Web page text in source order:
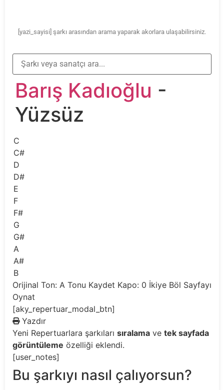
[yazi_sayisi] şarkı arasından arama yaparak akorlara ulaşabilirsiniz.
Barış Kadıoğlu -
Yüzsüz
C
C#
D
D#
E
F
F#
G
G#
A
A#
B
Orijinal Ton: A Tonu Kaydet Kapo: 0 İkiye Böl Sayfayı
Oynat
[aky_repertuar_modal_btn]
Yazdır
Yeni Repertuarlara şarkıları sıralama ve tek sayfada
görüntüleme özelliği eklendi.
[user_notes]
Bu şarkıyı nasıl çalıyorsun?